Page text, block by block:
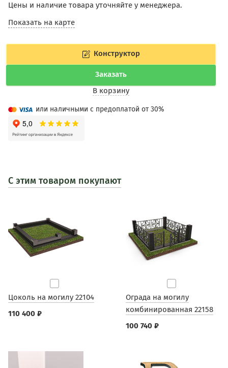
Цены и наличие товара уточняйте у менеджера.
Показать на карте
Конструктор
Заказать
В корзину
или наличными с предоплатой от 30%
С этим товаром покупают
Цоколь на могилу 22104
110 400 ₽
Ограда на могилу
комбинированная 22158
100 740 ₽